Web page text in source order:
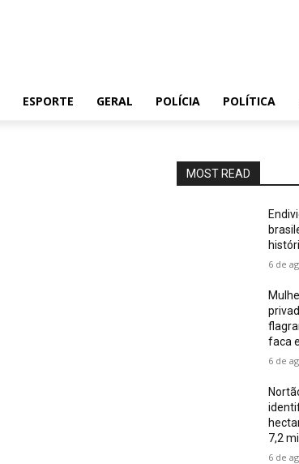
ESPORTE GERAL POLÍCIA POLÍTICA
MOST READ
6 de
faca
6 de
7,2
6 de